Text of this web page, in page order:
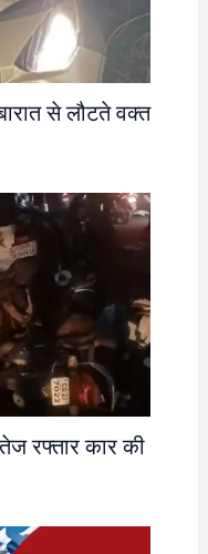
से लौटते वक्त
रफ्तार कार की